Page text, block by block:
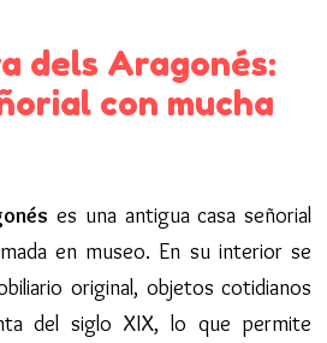
dels Aragonés:
con mucha
es una antigua casa señorial
en museo. En su interior se
original, objetos cotidianos
del siglo XIX, lo que permite